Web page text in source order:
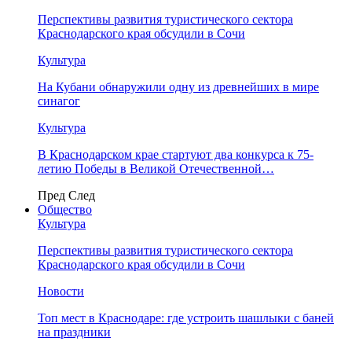
Перспективы развития туристического сектора
Краснодарского края обсудили в Сочи
Культура
На Кубани обнаружили одну из древнейших в мире
синагог
Культура
В Краснодарском крае стартуют два конкурса к 75-
летию Победы в Великой Отечественной…
Пред След
Общество
Культура
Перспективы развития туристического сектора
Краснодарского края обсудили в Сочи
Новости
Топ мест в Краснодаре: где устроить шашлыки с баней
на праздники